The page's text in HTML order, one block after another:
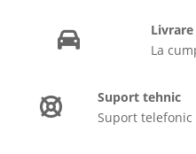
La
Suport tehnic
Suport